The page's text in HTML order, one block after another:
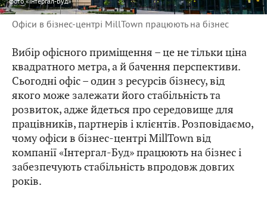
Офіси в бізнес-центрі MillTown працюють на бізнес
Вибір офісного приміщення – це не тільки ціна
квадратного метра, а й бачення перспективи.
Сьогодні офіс – один з ресурсів бізнесу, від
якого може залежати його стабільність та
розвиток, адже йдеться про середовище для
працівників, партнерів і клієнтів. Розповідаємо,
чому офіси в бізнес-центрі MillTown від
компанії «Інтергал-Буд» працюють на бізнес і
забезпечують стабільність впродовж довгих
років.